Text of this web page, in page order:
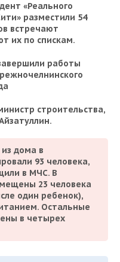
«Реального
разместили 54
встречают
их по спискам.
работы
строительства,
из дома в
93 человека,
в МЧС. В
23 человека
один ребенок),
Остальные
в четырех